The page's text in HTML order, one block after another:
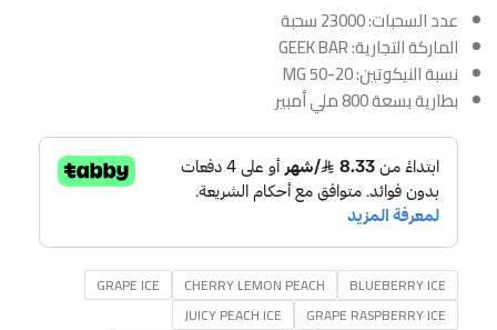
عدد السحبات: 23000 سحبة
الماركة التجارية: GEEK BAR
نسبة النيكوتين: 20-50 MG
بطارية بسعة 800 ملي أمبير
BLUEBERRY ICE
CHERRY LEMON PEACH
GRAPE ICE
GRAPE RASPBERRY ICE
JUICY PEACH ICE